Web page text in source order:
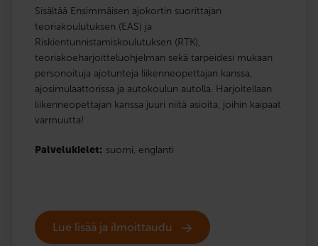
Sisältää Ensimmäisen ajokortin suorittajan
teoriakoulutuksen (EAS) ja
Riskientunnistamiskoulutuksen (RTK),
teoriakoeharjoitteluohjelman sekä tarpeidesi mukaan
personoituja ajotunteja liikenneopettajan kanssa,
ajosimulaattorissa ja autokoulun autolla. Harjoitellaan
liikenneopettajan kanssa juuri niitä asioita, joihin kaipaat
varmuutta!
Palvelukielet: suomi, englanti
Lue lisää ja ilmoittaudu